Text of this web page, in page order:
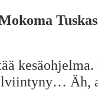
kesäohjelma.
Äh,